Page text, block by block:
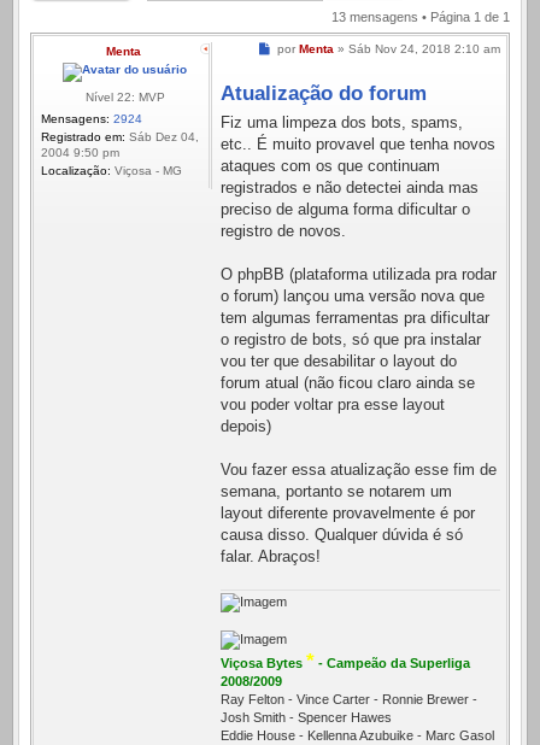
avançada
13 mensagens • Página 1 de 1
Menta
Nível 22: MVP
Mensagens: 2924
Registrado em: Sáb Dez 04,
2004 9:50 pm
Localização: Viçosa - MG
Mensagem
por Menta » Sáb Nov 24, 2018 2:10 am
Atualização do forum
Fiz uma limpeza dos bots, spams,
etc.. É muito provavel que tenha novos
ataques com os que continuam
registrados e não detectei ainda mas
preciso de alguma forma dificultar o
registro de novos.
O phpBB (plataforma utilizada pra rodar
o forum) lançou uma versão nova que
tem algumas ferramentas pra dificultar
o registro de bots, só que pra instalar
vou ter que desabilitar o layout do
forum atual (não ficou claro ainda se
vou poder voltar pra esse layout
depois)
Vou fazer essa atualização esse fim de
semana, portanto se notarem um
layout diferente provavelmente é por
causa disso. Qualquer dúvida é só
falar. Abraços!
Viçosa Bytes * - Campeão da Superliga
2008/2009
Ray Felton - Vince Carter - Ronnie Brewer -
Josh Smith - Spencer Hawes
Eddie House - Kellenna Azubuike - Marc Gasol